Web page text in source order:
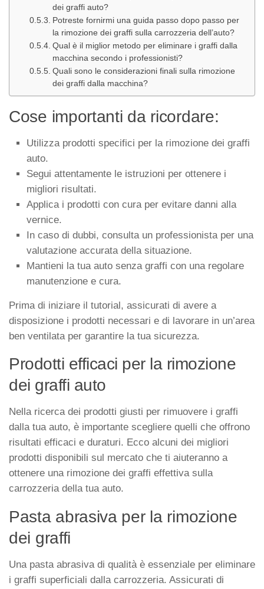
dei graffi auto?
Potreste fornirmi una guida passo dopo passo per
la rimozione dei graffi sulla carrozzeria dell’auto?
Qual è il miglior metodo per eliminare i graffi dalla
macchina secondo i professionisti?
Quali sono le considerazioni finali sulla rimozione
dei graffi dalla macchina?
Cose importanti da ricordare:
Utilizza prodotti specifici per la rimozione dei graffi
auto.
Segui attentamente le istruzioni per ottenere i
migliori risultati.
Applica i prodotti con cura per evitare danni alla
vernice.
In caso di dubbi, consulta un professionista per una
valutazione accurata della situazione.
Mantieni la tua auto senza graffi con una regolare
manutenzione e cura.
Prima di iniziare il tutorial, assicurati di avere a
disposizione i prodotti necessari e di lavorare in un’area
ben ventilata per garantire la tua sicurezza.
Prodotti efficaci per la rimozione
dei graffi auto
Nella ricerca dei prodotti giusti per rimuovere i graffi
dalla tua auto, è importante scegliere quelli che offrono
risultati efficaci e duraturi. Ecco alcuni dei migliori
prodotti disponibili sul mercato che ti aiuteranno a
ottenere una rimozione dei graffi effettiva sulla
carrozzeria della tua auto.
Pasta abrasiva per la rimozione
dei graffi
Una pasta abrasiva di qualità è essenziale per eliminare
i graffi superficiali dalla carrozzeria. Assicurati di